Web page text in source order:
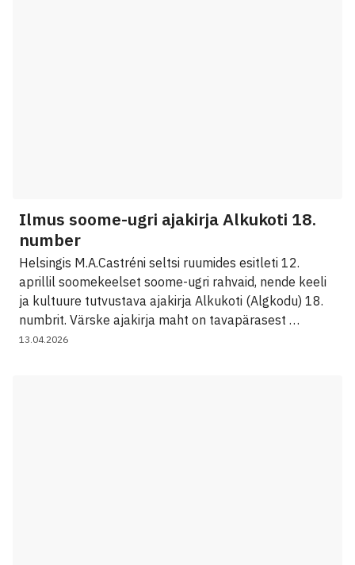
Ilmus soome-ugri ajakirja Alkukoti 18.
number
Helsingis M.A.Castréni seltsi ruumides esitleti 12.
aprillil soomekeelset soome-ugri rahvaid, nende keeli
ja kultuure tutvustava ajakirja Alkukoti (Algkodu) 18.
numbrit. Värske ajakirja maht on tavapärasest …
13.04.2026